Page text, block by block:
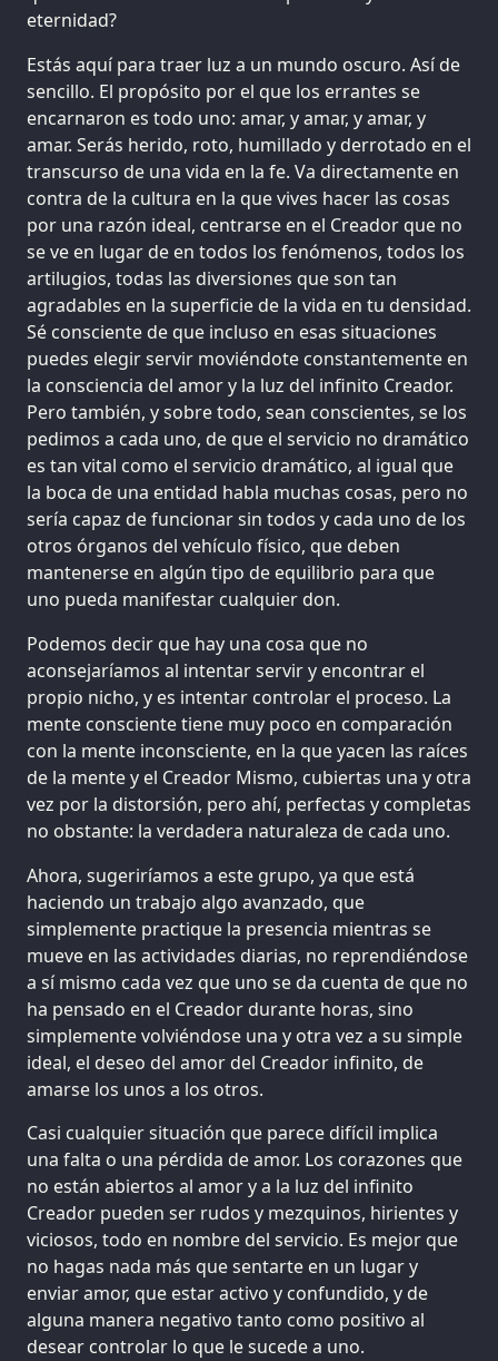
eternidad?
Estás aquí para traer luz a un mundo oscuro. Así de
sencillo. El propósito por el que los errantes se
encarnaron es todo uno: amar, y amar, y amar, y
amar. Serás herido, roto, humillado y derrotado en el
transcurso de una vida en la fe. Va directamente en
contra de la cultura en la que vives hacer las cosas
por una razón ideal, centrarse en el Creador que no
se ve en lugar de en todos los fenómenos, todos los
artilugios, todas las diversiones que son tan
agradables en la superficie de la vida en tu densidad.
Sé consciente de que incluso en esas situaciones
puedes elegir servir moviéndote constantemente en
la consciencia del amor y la luz del infinito Creador.
Pero también, y sobre todo, sean conscientes, se los
pedimos a cada uno, de que el servicio no dramático
es tan vital como el servicio dramático, al igual que
la boca de una entidad habla muchas cosas, pero no
sería capaz de funcionar sin todos y cada uno de los
otros órganos del vehículo físico, que deben
mantenerse en algún tipo de equilibrio para que
uno pueda manifestar cualquier don.
Podemos decir que hay una cosa que no
aconsejaríamos al intentar servir y encontrar el
propio nicho, y es intentar controlar el proceso. La
mente consciente tiene muy poco en comparación
con la mente inconsciente, en la que yacen las raíces
de la mente y el Creador Mismo, cubiertas una y otra
vez por la distorsión, pero ahí, perfectas y completas
no obstante: la verdadera naturaleza de cada uno.
Ahora, sugeriríamos a este grupo, ya que está
haciendo un trabajo algo avanzado, que
simplemente practique la presencia mientras se
mueve en las actividades diarias, no reprendiéndose
a sí mismo cada vez que uno se da cuenta de que no
ha pensado en el Creador durante horas, sino
simplemente volviéndose una y otra vez a su simple
ideal, el deseo del amor del Creador infinito, de
amarse los unos a los otros.
Casi cualquier situación que parece difícil implica
una falta o una pérdida de amor. Los corazones que
no están abiertos al amor y a la luz del infinito
Creador pueden ser rudos y mezquinos, hirientes y
viciosos, todo en nombre del servicio. Es mejor que
no hagas nada más que sentarte en un lugar y
enviar amor, que estar activo y confundido, y de
alguna manera negativo tanto como positivo al
desear controlar lo que le sucede a uno.